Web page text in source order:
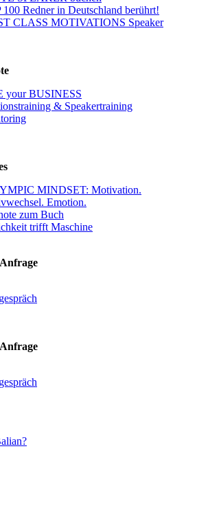
Redner in Deutschland berührt!
CLASS MOTIVATIONS Speaker
your BUSINESS
& Speakertraining
MINDSET: Motivation.
Emotion.
zum Buch
trifft Maschine